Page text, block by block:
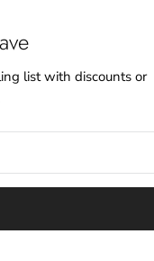
list with discounts or